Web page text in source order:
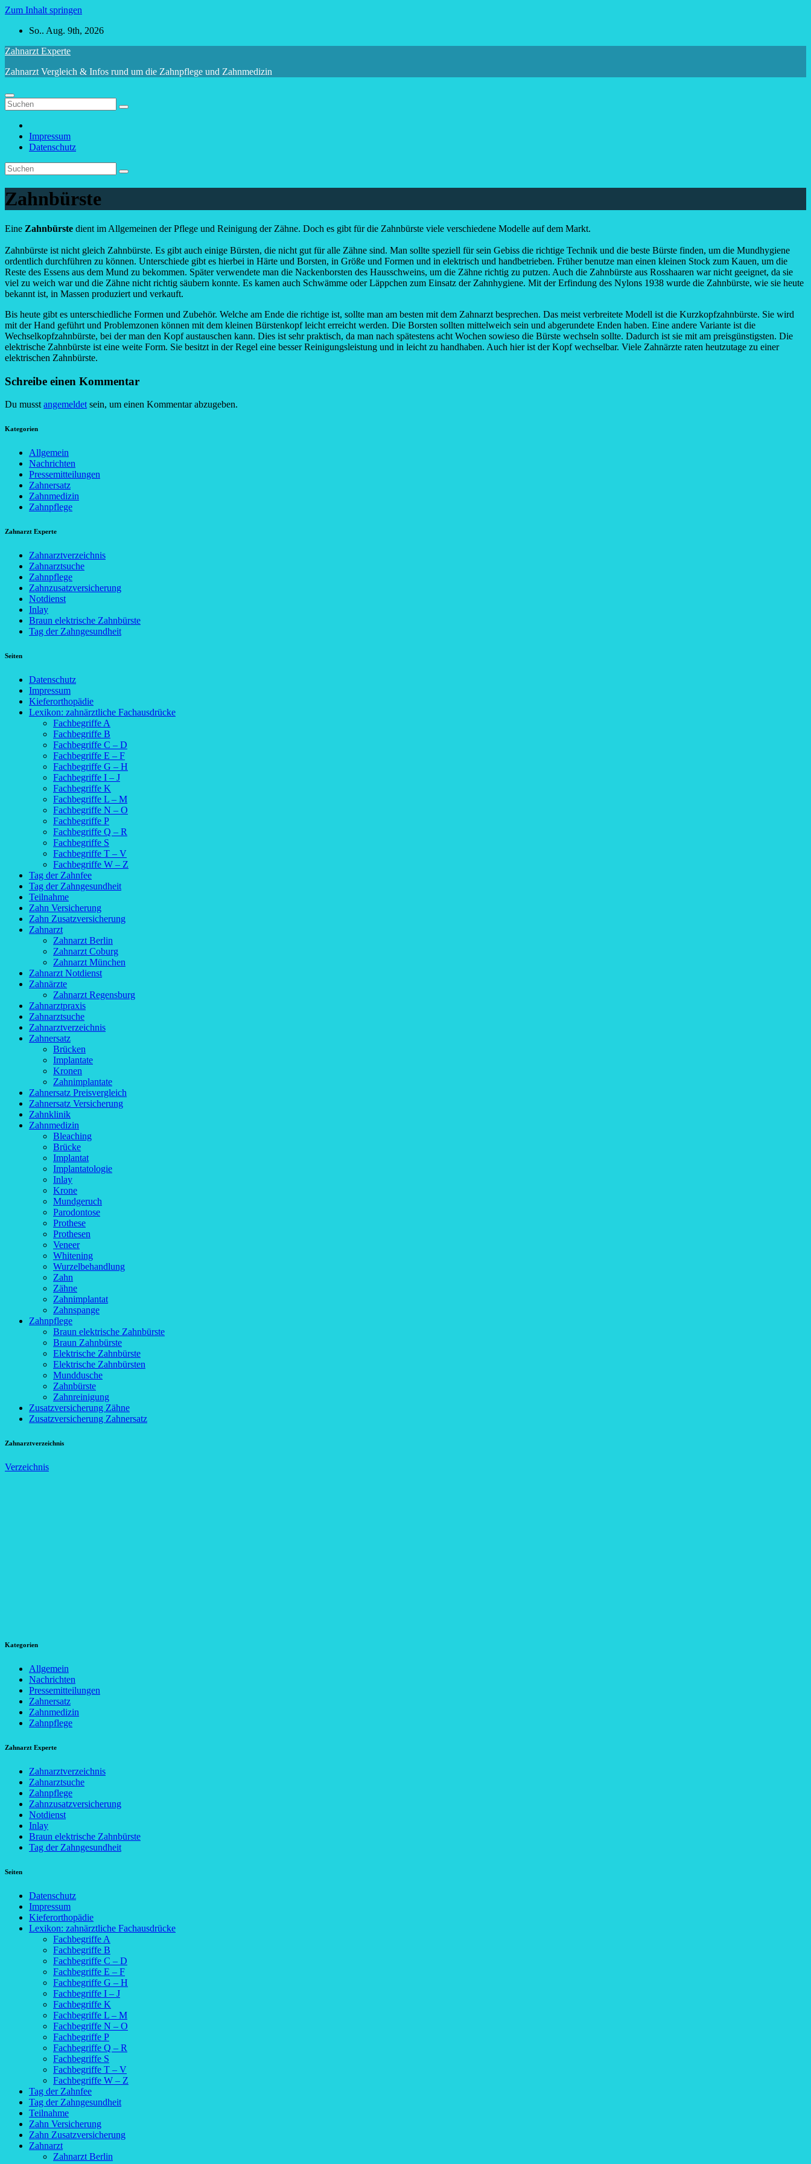
Zum Inhalt springen
So.. Aug. 9th, 2026
Zahnarzt Experte
Zahnarzt Vergleich & Infos rund um die Zahnpflege und Zahnmedizin
Impressum
Datenschutz
Zahnbürste
Eine Zahnbürste dient im Allgemeinen der Pflege und Reinigung der Zähne. Doch es gibt für die Zahnbürste viele verschiedene Modelle auf dem Markt.
Zahnbürste ist nicht gleich Zahnbürste. Es gibt auch einige Bürsten, die nicht gut für alle Zähne sind. Man sollte speziell für sein Gebiss die richtige Technik und die beste Bürste finden, um die Mundhygiene
ordentlich durchführen zu können. Unterschiede gibt es hierbei in Härte und Borsten, in Größe und Formen und in elektrisch und handbetrieben. Früher benutze man einen kleinen Stock zum Kauen, um die
Reste des Essens aus dem Mund zu bekommen. Später verwendete man die Nackenborsten des Hausschweins, um die Zähne richtig zu putzen. Auch die Zahnbürste aus Rosshaaren war nicht geeignet, da sie
viel zu weich war und die Zähne nicht richtig säubern konnte. Es kamen auch Schwämme oder Läppchen zum Einsatz der Zahnhygiene. Mit der Erfindung des Nylons 1938 wurde die Zahnbürste, wie sie heute
bekannt ist, in Massen produziert und verkauft.
Bis heute gibt es unterschiedliche Formen und Zubehör. Welche am Ende die richtige ist, sollte man am besten mit dem Zahnarzt besprechen. Das meist verbreitete Modell ist die Kurzkopfzahnbürste. Sie wird
mit der Hand geführt und Problemzonen können mit dem kleinen Bürstenkopf leicht erreicht werden. Die Borsten sollten mittelweich sein und abgerundete Enden haben. Eine andere Variante ist die
Wechselkopfzahnbürste, bei der man den Kopf austauschen kann. Dies ist sehr praktisch, da man nach spätestens acht Wochen sowieso die Bürste wechseln sollte. Dadurch ist sie mit am preisgünstigsten. Die
elektrische Zahnbürste ist eine weite Form. Sie besitzt in der Regel eine besser Reinigungsleistung und in leicht zu handhaben. Auch hier ist der Kopf wechselbar. Viele Zahnärzte raten heutzutage zu einer
elektrischen Zahnbürste.
Schreibe einen Kommentar
Du musst angemeldet sein, um einen Kommentar abzugeben.
Kategorien
Allgemein
Nachrichten
Pressemitteilungen
Zahnersatz
Zahnmedizin
Zahnpflege
Zahnarzt Experte
Zahnarztverzeichnis
Zahnarztsuche
Zahnpflege
Zahnzusatzversicherung
Notdienst
Inlay
Braun elektrische Zahnbürste
Tag der Zahngesundheit
Seiten
Datenschutz
Impressum
Kieferorthopädie
Lexikon: zahnärztliche Fachausdrücke
Fachbegriffe A
Fachbegriffe B
Fachbegriffe C – D
Fachbegriffe E – F
Fachbegriffe G – H
Fachbegriffe I – J
Fachbegriffe K
Fachbegriffe L – M
Fachbegriffe N – O
Fachbegriffe P
Fachbegriffe Q – R
Fachbegriffe S
Fachbegriffe T – V
Fachbegriffe W – Z
Tag der Zahnfee
Tag der Zahngesundheit
Teilnahme
Zahn Versicherung
Zahn Zusatzversicherung
Zahnarzt
Zahnarzt Berlin
Zahnarzt Coburg
Zahnarzt München
Zahnarzt Notdienst
Zahnärzte
Zahnarzt Regensburg
Zahnarztpraxis
Zahnarztsuche
Zahnarztverzeichnis
Zahnersatz
Brücken
Implantate
Kronen
Zahnimplantate
Zahnersatz Preisvergleich
Zahnersatz Versicherung
Zahnklinik
Zahnmedizin
Bleaching
Brücke
Implantat
Implantatologie
Inlay
Krone
Mundgeruch
Parodontose
Prothese
Prothesen
Veneer
Whitening
Wurzelbehandlung
Zahn
Zähne
Zahnimplantat
Zahnspange
Zahnpflege
Braun elektrische Zahnbürste
Braun Zahnbürste
Elektrische Zahnbürste
Elektrische Zahnbürsten
Munddusche
Zahnbürste
Zahnreinigung
Zusatzversicherung Zähne
Zusatzversicherung Zahnersatz
Zahnarztverzeichnis
Verzeichnis
Kategorien
Allgemein
Nachrichten
Pressemitteilungen
Zahnersatz
Zahnmedizin
Zahnpflege
Zahnarzt Experte
Zahnarztverzeichnis
Zahnarztsuche
Zahnpflege
Zahnzusatzversicherung
Notdienst
Inlay
Braun elektrische Zahnbürste
Tag der Zahngesundheit
Seiten
Datenschutz
Impressum
Kieferorthopädie
Lexikon: zahnärztliche Fachausdrücke
Fachbegriffe A
Fachbegriffe B
Fachbegriffe C – D
Fachbegriffe E – F
Fachbegriffe G – H
Fachbegriffe I – J
Fachbegriffe K
Fachbegriffe L – M
Fachbegriffe N – O
Fachbegriffe P
Fachbegriffe Q – R
Fachbegriffe S
Fachbegriffe T – V
Fachbegriffe W – Z
Tag der Zahnfee
Tag der Zahngesundheit
Teilnahme
Zahn Versicherung
Zahn Zusatzversicherung
Zahnarzt
Zahnarzt Berlin